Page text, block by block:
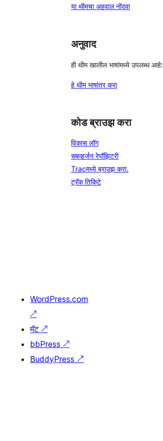
या थीमचा अहवाल नोंदवा
अनुवाद
ही थीम खालील भाषांमध्ये उपलब्ध आहे:
हे थीम भाषांतर करा
कोड ब्राउझ करा
विकास लॉग
सबव्हर्जन रेपॉझिटरी
Tracमध्ये ब्राउझ करा.
ट्रॅक तिकिटे
WordPress.com
↗
मॅट↗
bbPress↗
BuddyPress↗